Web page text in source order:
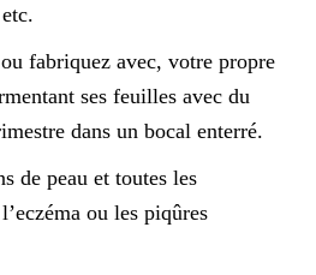
fabriquez avec, votre propre
ses feuilles avec du
dans un bocal enterré.
de peau et toutes les
ou les piqûres